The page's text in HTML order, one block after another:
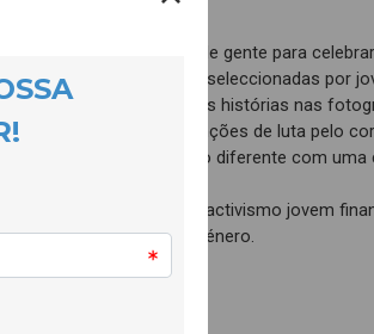
voltou a encher-se de gente para
Vimos curtas metragens seleccionadas por
conhecer fotografias e as histórias nas
e terminámos a ouvir canções de luta pelo
mais vimos foi gente tão diferente com
é um projecto de activismo jovem
e a Igualdade de Género.